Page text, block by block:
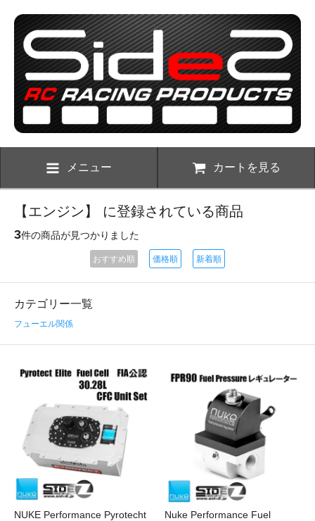
メニュー カートを見る
【エンジン】 に登録されている商品
3件の商品が見つかりました
おすすめ順 価格順 新着順
カテゴリー一覧
フューエル関係
NUKE Performance Pyrotecht
Nuke Performance Fuel